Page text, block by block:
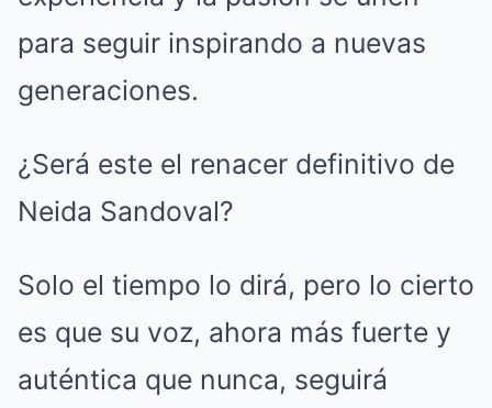
para seguir inspirando a nuevas
generaciones.
¿Será este el renacer definitivo de
Neida Sandoval?
Solo el tiempo lo dirá, pero lo cierto
es que su voz, ahora más fuerte y
auténtica que nunca, seguirá